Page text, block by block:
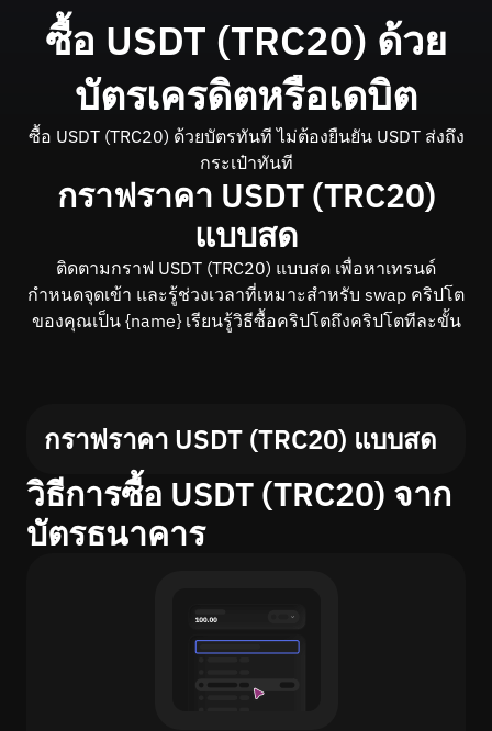
ซื้อ USDT (TRC20) ด้วย
บัตรเครดิตหรือเดบิต
ซื้อ USDT (TRC20) ด้วยบัตรทันที ไม่ต้องยืนยัน USDT ส่งถึง
กระเป๋าทันที
กราฟราคา USDT (TRC20)
แบบสด
ติดตามกราฟ USDT (TRC20) แบบสด เพื่อหาเทรนด์
กำหนดจุดเข้า และรู้ช่วงเวลาที่เหมาะสำหรับ swap คริปโต
ของคุณเป็น {name} เรียนรู้วิธีซื้อคริปโตถึงคริปโตทีละขั้น
กราฟราคา USDT (TRC20) แบบสด
วิธีการซื้อ USDT (TRC20) จาก
บัตรธนาคาร